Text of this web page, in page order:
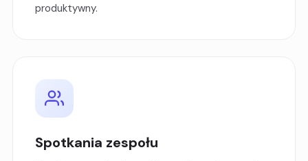
produktywny.
Spotkania zespołu